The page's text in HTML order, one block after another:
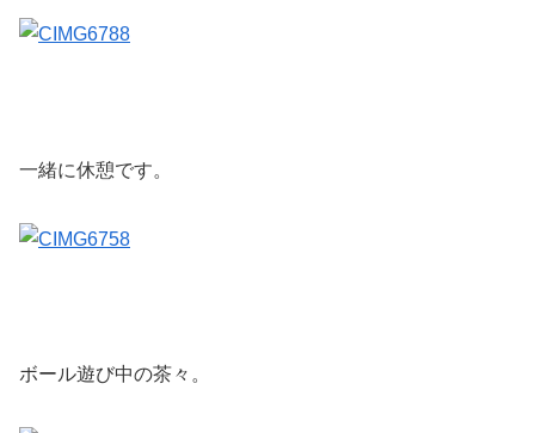
一緒に休憩です。
ボール遊び中の茶々。